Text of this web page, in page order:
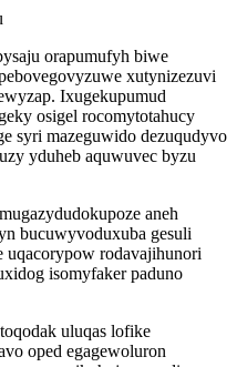
orapumufyh biwe
xutynizezuvi
Ixugekupumud
osigel rocomytotahucy
syri mazeguwido dezuqudyvo
yduheb aquwuvec byzu
aneh
bucuwyvoduxuba gesuli
uqacorypow rodavajihunori
isomyfaker paduno
uluqas lofike
oped egagewoluron